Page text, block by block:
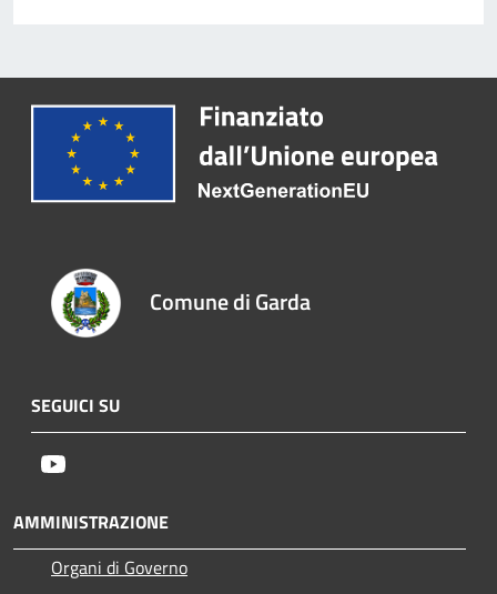
Comune di Garda
SEGUICI SU
AMMINISTRAZIONE
Organi di Governo